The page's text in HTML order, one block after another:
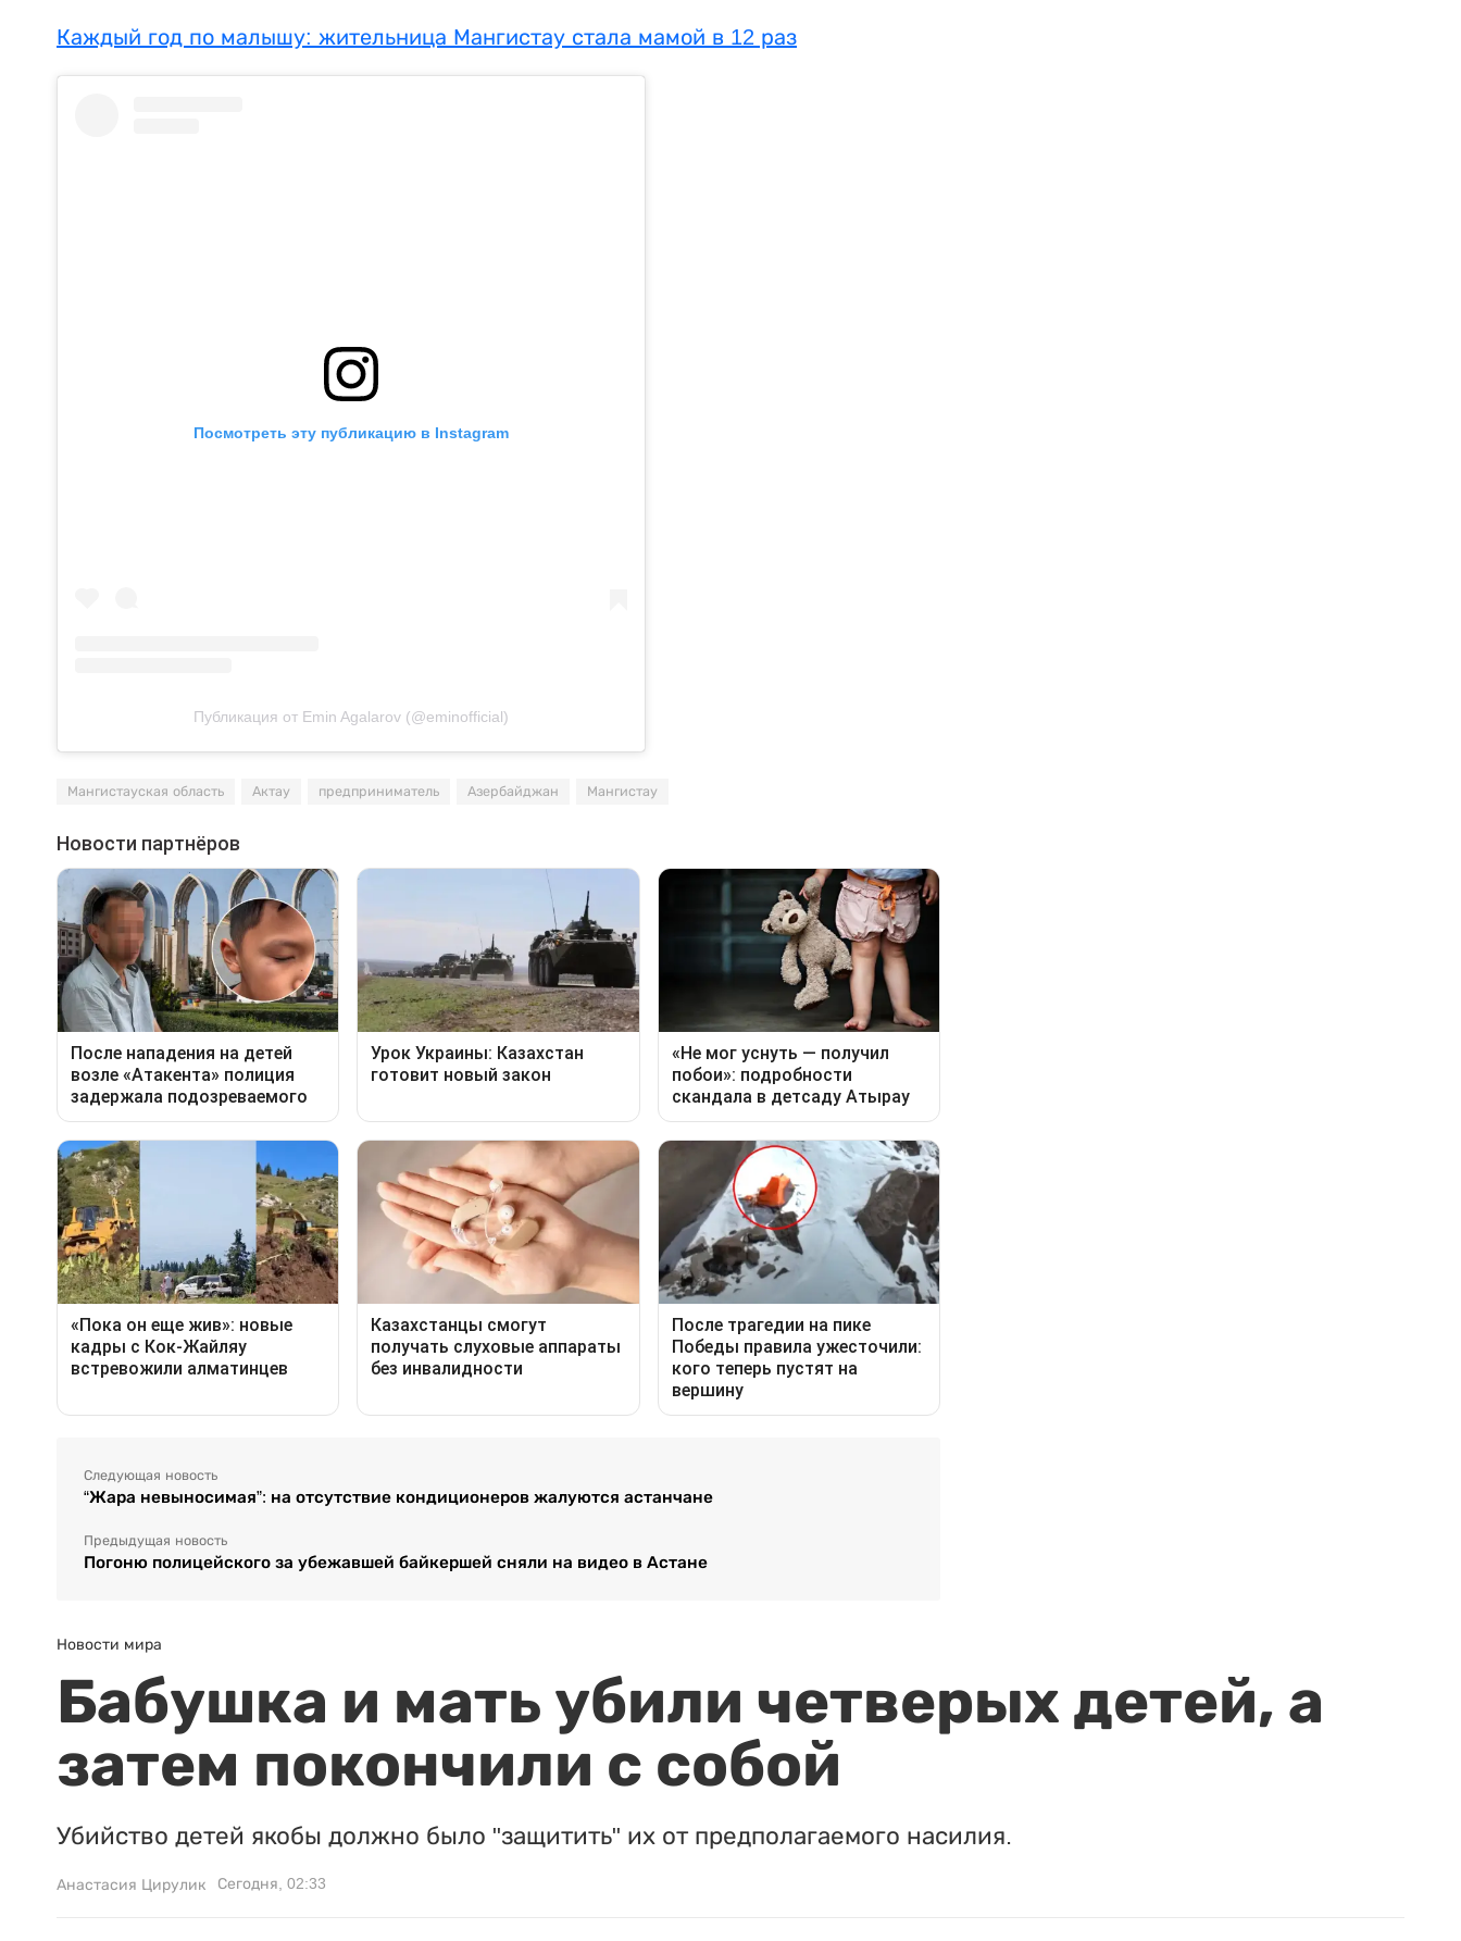
Каждый год по малышу: жительница Мангистау стала мамой в 12 раз
Посмотреть эту публикацию в Instagram
Публикация от Emin Agalarov (@eminofficial)
Мангистауская область Актау предприниматель Азербайджан Мангистау
Следующая новость
“Жара невыносимая”: на отсутствие кондиционеров жалуются астанчане
Предыдущая новость
Погоню полицейского за убежавшей байкершей сняли на видео в Астане
Новости мира
Бабушка и мать убили четверых детей, а
затем покончили с собой
Убийство детей якобы должно было "защитить" их от предполагаемого насилия.
Анастасия Цирулик Сегодня, 02:33